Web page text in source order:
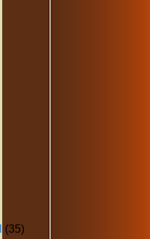
(35)